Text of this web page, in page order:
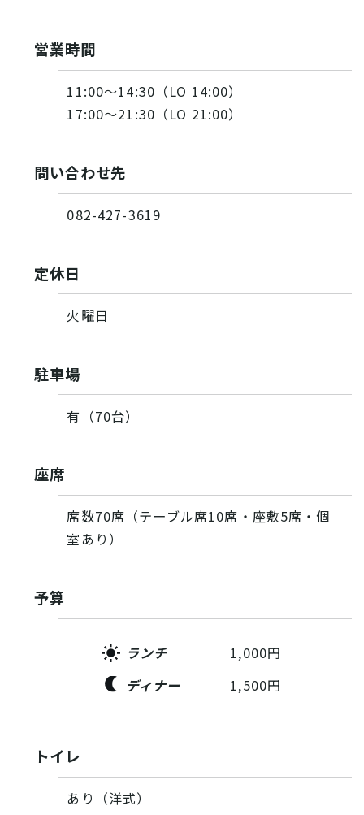
営業時間
11:00～14:30（LO 14:00）
17:00〜21:30（LO 21:00）
問い合わせ先
082-427-3619
定休日
火曜日
駐車場
有（70台）
座席
席数70席（テーブル席10席・座敷5席・個
室あり）
予算
ランチ
1,000円
ディナー
1,500円
トイレ
あり（洋式）